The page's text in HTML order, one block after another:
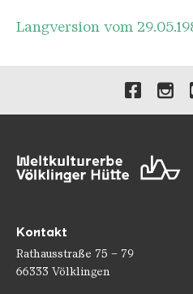
Langversion vom
Kontakt
Rathausstraße 75 – 79
66333 Völklingen